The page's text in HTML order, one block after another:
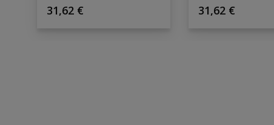
Regulärer Preis:
31,62 €
Regulärer Preis:
31,62 €